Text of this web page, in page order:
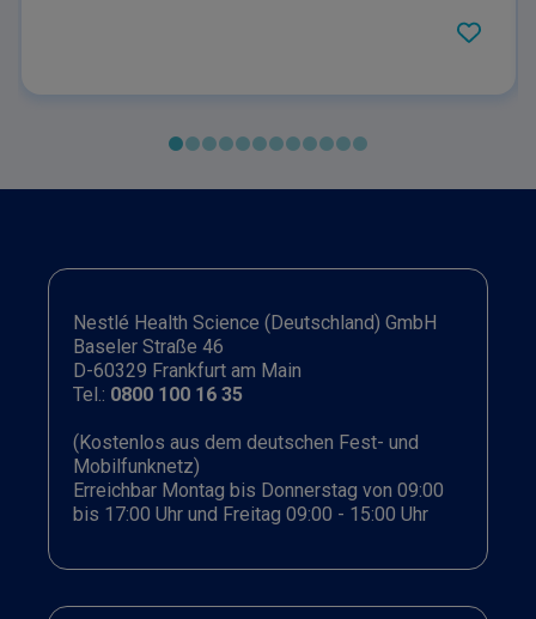
empfohlen. Sowohl die exklusive enterale Ernährung
bei Patient:innen mit geringem Risiko
Unterstützung von Biologika bereits in früheren
eigenständige Therapie vergleichsweise neu.
Nestlé Health Science (Deutschland) GmbH
Baseler Straße 46
D-60329 Frankfurt am Main
Tel.: 0800 100 16 35
(Kostenlos aus dem deutschen Fest- und
Mobilfunknetz)
Erreichbar Montag bis Donnerstag von 09:00
bis 17:00 Uhr und Freitag 09:00 - 15:00 Uhr